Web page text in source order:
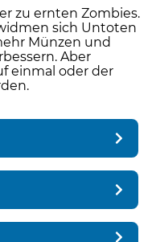
zu ernten Zombies.
sich Untoten
Münzen und
Aber
einmal oder der